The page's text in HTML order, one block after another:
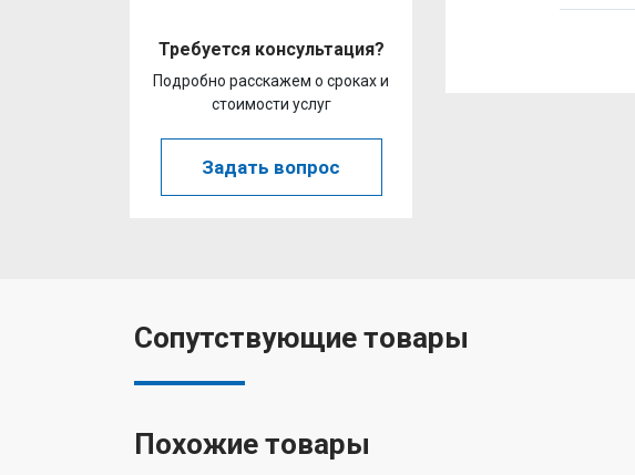
Требуется консультация?
Подробно расскажем о сроках и
стоимости услуг
Задать вопрос
Сопутствующие товары
Похожие товары